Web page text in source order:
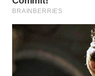
TENGAH